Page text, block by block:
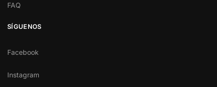
FAQ
SÍGUENOS
Facebook
Instagram